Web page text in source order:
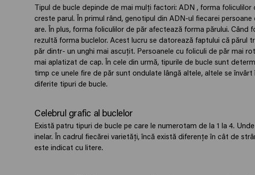
Tipul de bucle depinde de mai mulți factori: ADN , forma foliculilor
creste parul. În primul rând, genotipul din ADN-ul fiecarei
are. În plus, forma foliculilor de păr afectează forma părului. Când
rezultă forma buclelor. Acest lucru se datorează faptului că părul
păr dintr- un unghi mai ascuțit. Persoanele cu foliculi de păr mai
mai aplatizat de cap. În cele din urmă, tipurile de bucle sunt
timp ce unele fire de păr sunt ondulate lângă altele, altele se
diferite tipuri de bucle.
Celebrul grafic al buclelor
Există patru tipuri de bucle pe care le numerotam de la 1 la 4.
inelar. În cadrul fiecărei varietăți, încă există diferențe în cât de
este indicat cu litere.